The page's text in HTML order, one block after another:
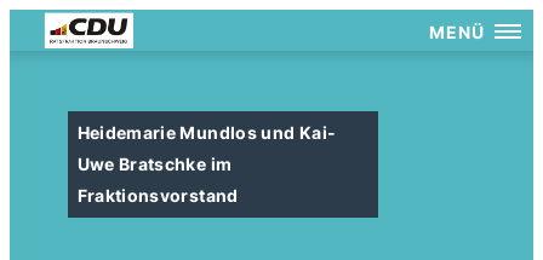
MENÜ
Heidemarie Mundlos und Kai-
Uwe Bratschke im
Fraktionsvorstand